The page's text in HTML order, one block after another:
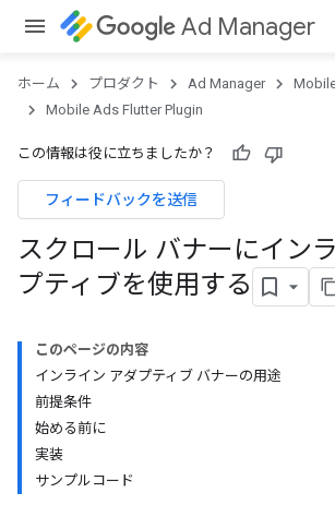
Ad Manager
ホーム プロダクト Ad Manager
Mobile Ads Flutter Plugin
この情報は役に立ちましたか？
フィードバックを送信
スクロール バナーにイン
プティブを使用する
このページの内容
インライン アダプティブ バナーの用途
前提条件
始める前に
実装
サンプルコード